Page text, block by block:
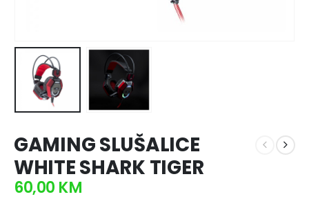
GAMING SLUŠALICE
WHITE SHARK TIGER
60,00 KM